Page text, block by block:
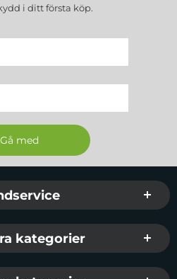
i ditt första köp.
info och länkar
kategorier